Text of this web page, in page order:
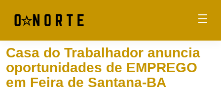
Casa do Trabalhador anuncia
oportunidades de EMPREGO
em Feira de Santana-BA